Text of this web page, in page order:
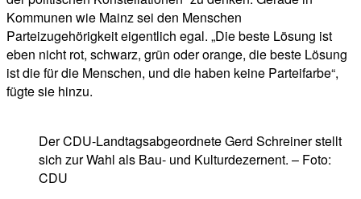
Kommunen wie Mainz sei den Menschen
Parteizugehörigkeit eigentlich egal. „Die beste Lösung ist
eben nicht rot, schwarz, grün oder orange, die beste Lösung
ist die für die Menschen, und die haben keine Parteifarbe“,
fügte sie hinzu.
Der CDU-Landtagsabgeordnete Gerd Schreiner stellt
sich zur Wahl als Bau- und Kulturdezernent. – Foto:
CDU